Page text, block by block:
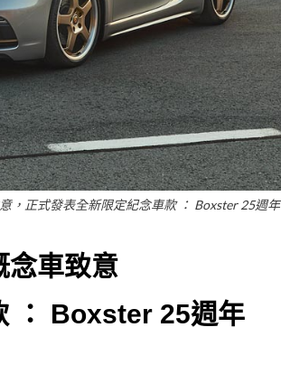
，正式發表全新限定紀念車款 ： Boxster 25週年
念車致意
： Boxster 25週年